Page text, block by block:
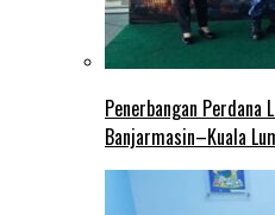
Penerbangan Perdana
Banjarmasin–Kuala